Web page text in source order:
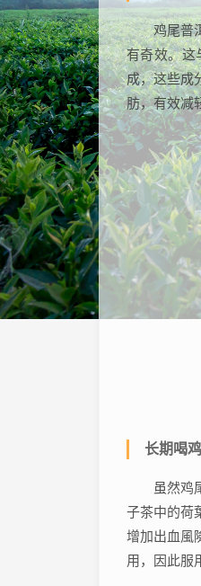
鸡尾普
有奇效。这
成，这些成
肪，有效减
长期喝
虽然鸡
子茶中的荷
增加出血風
用，因此服